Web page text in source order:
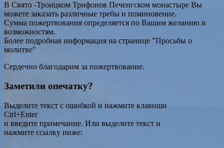
В Свято -Троицком Трифонов Печенгском монастыре Вы
можете заказать различные требы и поминовение.
Сумма пожертвования определяется по Вашим желанию и
возможностям.
Более подробная информация на странице "Просьбы о
молитве"
Сердечно благодарим за пожертвование.
Заметили опечатку?
Выделите текст с ошибкой и нажмите клавиши
Ctrl+Enter
и введите примечание. Или выделите текст и
нажмите ссылку ниже: